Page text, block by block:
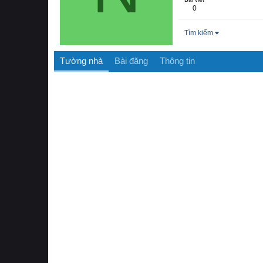
0
Tìm kiếm
Tường nhà Bài đăng Thông tin